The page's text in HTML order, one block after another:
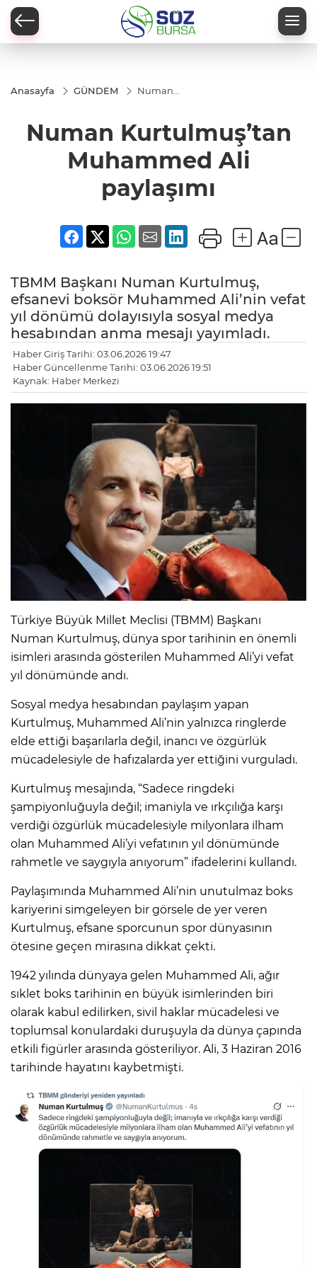
Anasayfa GÜNDEM
Numan
Ali paylaşımı
Numan Kurtulmuş’tan
Muhammed Ali
paylaşımı
TBMM Başkanı Numan Kurtulmuş,
efsanevi boksör Muhammed Ali’nin vefat
yıl dönümü dolayısıyla sosyal medya
hesabından anma mesajı yayımladı.
Haber Giriş Tarihi: 03.06.2026 19:47
Haber Güncellenme Tarihi: 03.06.2026 19:51
Kaynak: Haber Merkezi
Türkiye Büyük Millet Meclisi (TBMM) Başkanı
Numan Kurtulmuş, dünya spor tarihinin en önemli
isimleri arasında gösterilen Muhammed Ali’yi vefat
yıl dönümünde andı.
Sosyal medya hesabından paylaşım yapan
Kurtulmuş, Muhammed Ali’nin yalnızca ringlerde
elde ettiği başarılarla değil, inancı ve özgürlük
mücadelesiyle de hafızalarda yer ettiğini vurguladı.
Kurtulmuş mesajında, “Sadece ringdeki
şampiyonluğuyla değil; imaniyla ve ırkçılığa karşı
verdiği özgürlük mücadelesiyle milyonlara ilham
olan Muhammed Ali’yi vefatının yıl dönümünde
rahmetle ve saygıyla anıyorum” ifadelerini kullandı.
Paylaşımında Muhammed Ali’nin unutulmaz boks
kariyerini simgeleyen bir görsele de yer veren
Kurtulmuş, efsane sporcunun spor dünyasının
ötesine geçen mirasına dikkat çekti.
1942 yılında dünyaya gelen Muhammed Ali, ağır
sıklet boks tarihinin en büyük isimlerinden biri
olarak kabul edilirken, sivil haklar mücadelesi ve
toplumsal konulardaki duruşuyla da dünya çapında
etkili figürler arasında gösteriliyor. Ali, 3 Haziran 2016
tarihinde hayatını kaybetmişti.